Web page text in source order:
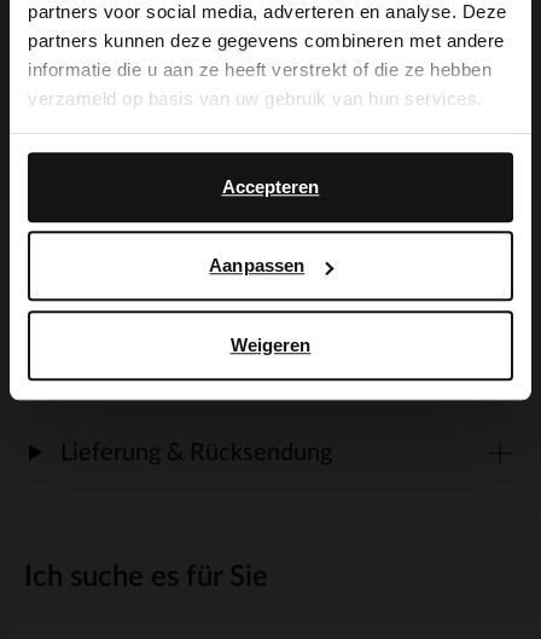
partners voor social media, adverteren en analyse. Deze
partners kunnen deze gegevens combineren met andere
informatie die u aan ze heeft verstrekt of die ze hebben
verzameld op basis van uw gebruik van hun services.
Accepteren
Aanpassen
Weigeren
Ich suche es für Sie
Beigefarbene Ledersneaker mit
Produktdetails
Lieferung & Rücksendung
It looks like your language isn't Dutch. Would
you like to switch to English?
English